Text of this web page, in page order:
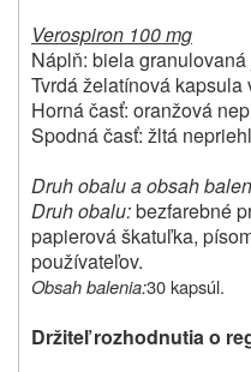
Verospiron 100 mg
Náplň: biela
Tvrdá želatínová kapsula
Horná časť: oranžová
Spodná časť: žltá
Druh obalu a obsah
Druh obalu:bezfarebné
papierová škatuľka,
používateľov.
Obsah balenia:30 kapsúl.
Držiteľ rozhodnutia o